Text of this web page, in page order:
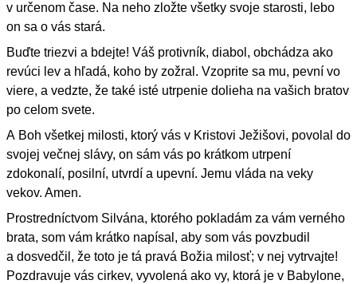
v určenom čase. Na neho zložte všetky svoje starosti, lebo
on sa o vás stará.
Buďte triezvi a bdejte! Váš protivník, diabol, obchádza ako
revúci lev a hľadá, koho by zožral. Vzoprite sa mu, pevní vo
viere, a vedzte, že také isté utrpenie dolieha na vašich bratov
po celom svete.
A Boh všetkej milosti, ktorý vás v Kristovi Ježišovi, povolal do
svojej večnej slávy, on sám vás po krátkom utrpení
zdokonalí, posilní, utvrdí a upevní. Jemu vláda na veky
vekov. Amen.
Prostredníctvom Silvána, ktorého pokladám za vám verného
brata, som vám krátko napísal, aby som vás povzbudil
a dosvedčil, že toto je tá pravá Božia milosť; v nej vytrvajte!
Pozdravuje vás cirkev, vyvolená ako vy, ktorá je v Babylone,